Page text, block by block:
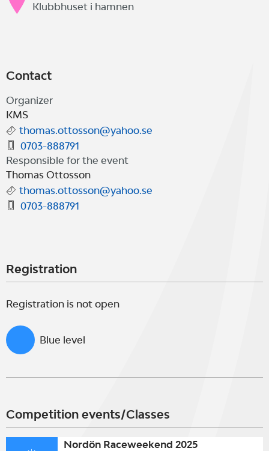
Klubbhuset i hamnen
Contact
Organizer
KMS
thomas.ottosson@yahoo.se
0703-888791
Responsible for the event
Thomas Ottosson
thomas.ottosson@yahoo.se
0703-888791
Registration
Registration is not open
Blue level
Competition events/Classes
Nordön Raceweekend 2025